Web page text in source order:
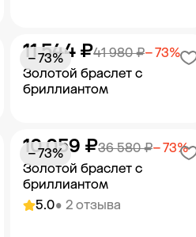
Добавить в корзину
Золотой браслет с
бриллиантом
41 980 ₽− 73%
11 544 ₽
− 73%
Добавить в корзину
5.0• 2 отзыва
Золотой браслет с
бриллиантом
36 580 ₽− 73%
10 059 ₽
− 73%